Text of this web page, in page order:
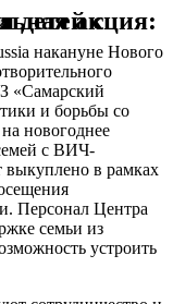
накануне Нового
«Самарский
и борьбы со
новогоднее
с ВИЧ-
выкуплено в рамках
Персонал Центра
семьи из
устроить